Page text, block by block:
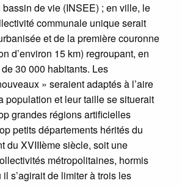
de vie (INSEE) ; en ville, le
communale unique serait
et de la première couronne
d’environ 15 km) regroupant, en
30 000 habitants. Les
» seraient adaptés à l’aire
population et leur taille se situerait
grandes régions artificielles
petits départements hérités du
du XVIIIème siècle, soit une
métropolitaines, hormis
il s’agirait de limiter à trois les